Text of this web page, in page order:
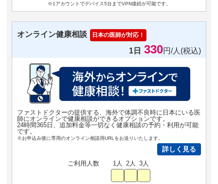
※1アカウントでデバイス5台までVPN接続が可能です。
オンライン健康相談 日本の医師が対応！
1日 330円/人(税込)
ファストドクターの提供する、海外で体調不良時に日本にいる医
師にオンラインで健康相談ができるオプションです。
24時間365日、追加料金等一切なく健康相談の予約・利用が可能
です。
※お申込み後に専用のオンライン相談用URLをお送りいたします。
詳しく見る
ご利用人数 1人 2人 3人